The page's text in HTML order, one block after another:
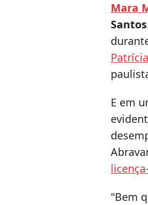
Mara
Santos
Patrícia
E em
"Bem